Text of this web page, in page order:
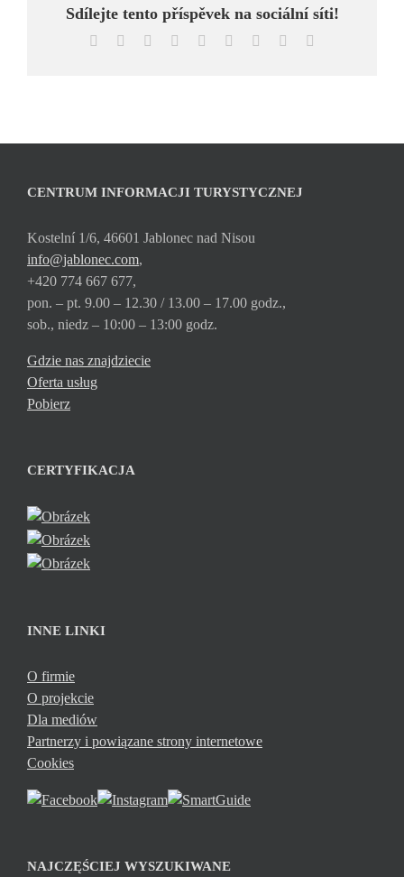
Sdílejte tento příspěvek na sociální síti!
Facebook Reddit LinkedInWhatsApp
TumblrPinterest
CENTRUM INFORMACJI TURYSTYCZNEJ
Kostelní 1/6, 46601 Jablonec nad Nisou
info@jablonec.com,
+420 774 667 677,
pon. – pt. 9.00 – 12.30 / 13.00 – 17.00 godz.,
sob., niedz – 10:00 – 13:00 godz.
Gdzie nas znajdziecie
Oferta usług
Pobierz
CERTYFIKACJA
INNE LINKI
O firmie
O projekcie
Dla mediów
Partnerzy i powiązane strony internetowe
Cookies
NAJCZĘŚCIEJ WYSZUKIWANE